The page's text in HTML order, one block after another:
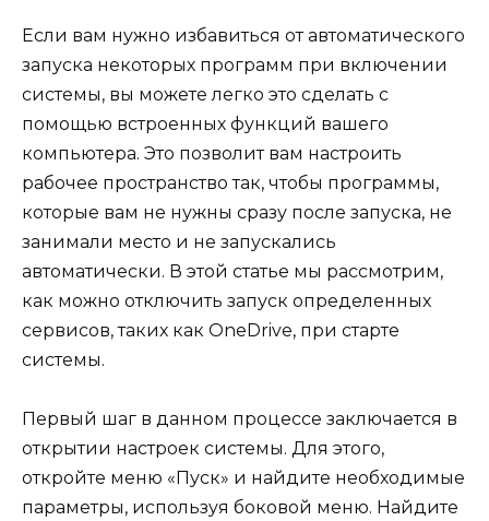
Если вам нужно избавиться от автоматического
запуска некоторых программ при включении
системы, вы можете легко это сделать с
помощью встроенных функций вашего
компьютера. Это позволит вам настроить
рабочее пространство так, чтобы программы,
которые вам не нужны сразу после запуска, не
занимали место и не запускались
автоматически. В этой статье мы рассмотрим,
как можно отключить запуск определенных
сервисов, таких как OneDrive, при старте
системы.
Первый шаг в данном процессе заключается в
открытии настроек системы. Для этого,
откройте меню «Пуск» и найдите необходимые
параметры, используя боковой меню. Найдите